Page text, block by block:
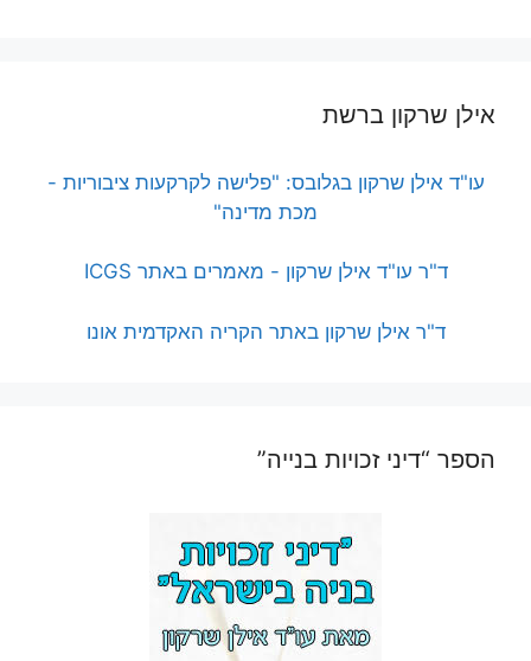
אילן שרקון ברשת
עו"ד אילן שרקון בגלובס: "פלישה לקרקעות ציבוריות -
מכת מדינה"
ד"ר עו"ד אילן שרקון - מאמרים באתר ICGS
ד"ר אילן שרקון באתר הקריה האקדמית אונו
הספר “דיני זכויות בנייה”